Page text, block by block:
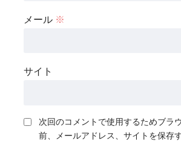
メール ※
サイト
次回のコメントで使用するためブラ
前、メールアドレス、サイトを保存す